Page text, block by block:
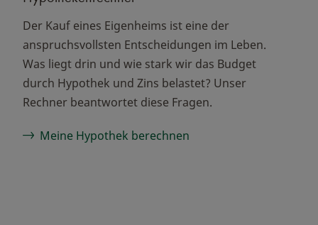
Der Kauf eines Eigenheims ist eine der
anspruchsvollsten Entscheidungen im Leben.
Was liegt drin und wie stark wir das Budget
durch Hypothek und Zins belastet? Unser
Rechner beantwortet diese Fragen.
Meine Hypothek berechnen